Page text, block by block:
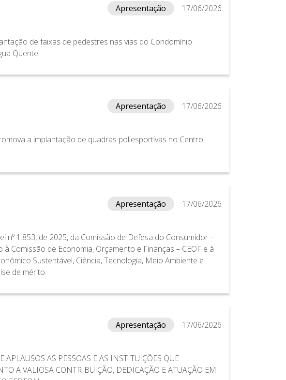
Apresentação
17/06/2026
de faixas de pedestres nas vias do Condomínio
Quente.
Apresentação
17/06/2026
a implantação de quadras poliesportivas no Centro
Apresentação
17/06/2026
nº 1.853, de 2025, da Comissão de Defesa do Consumidor –
Comissão de Economia, Orçamento e Finanças – CEOF e à
Sustentável, Ciência, Tecnologia, Meio Ambiente e
de mérito.
Apresentação
17/06/2026
APLAUSOS AS PESSOAS E AS INSTITUIÇÕES QUE
A VALIOSA CONTRIBUIÇÃO, DEDICAÇÃO E ATUAÇÃO EM